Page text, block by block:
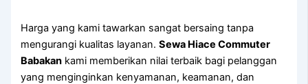
Harga yang kami tawarkan sangat bersaing tanpa
mengurangi kualitas layanan.Sewa Hiace Commuter
Babakan kami memberikan nilai terbaik bagi pelanggan
yang menginginkan kenyamanan, keamanan, dan